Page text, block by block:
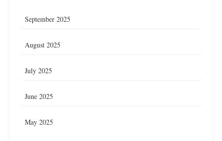
September 2025
August 2025
July 2025
June 2025
May 2025